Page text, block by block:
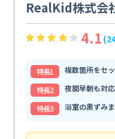
RealKid株式会
4.1
特⻑1
複数箇所をセ
特⻑2
特⻑3
浴室の黒ずみ